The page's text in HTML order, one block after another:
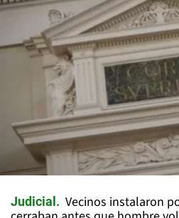
Judicial
Vecinos instalaron